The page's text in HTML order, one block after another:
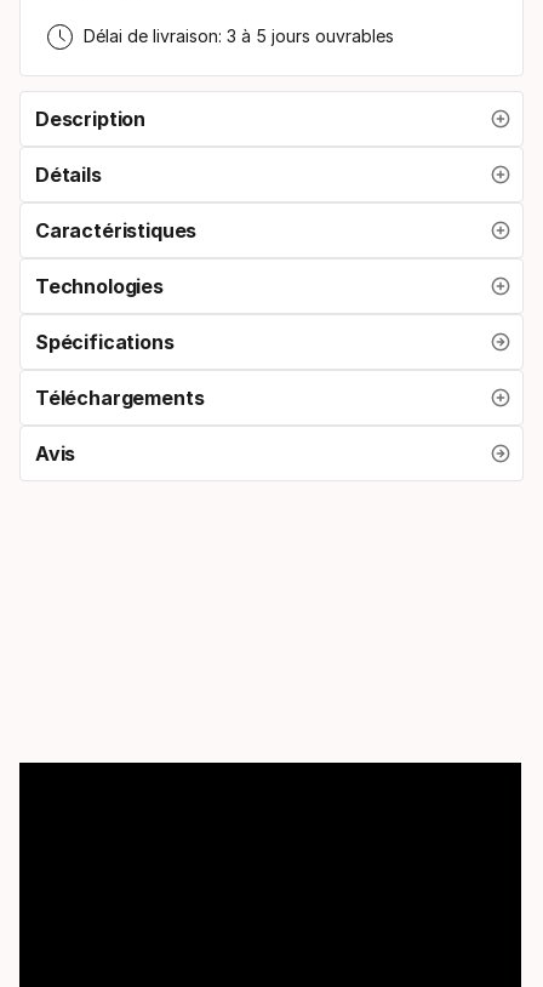
Délai de livraison: 3 à 5 jours ouvrables
Description
Détails
Caractéristiques
Technologies
Spécifications
Téléchargements
Avis